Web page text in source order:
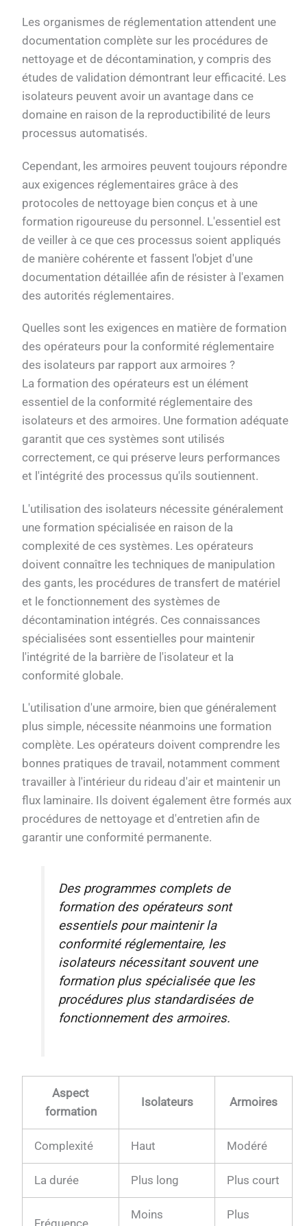
Les organismes de réglementation attendent une
documentation complète sur les procédures de
nettoyage et de décontamination, y compris des
études de validation démontrant leur efficacité. Les
isolateurs peuvent avoir un avantage dans ce
domaine en raison de la reproductibilité de leurs
processus automatisés.
Cependant, les armoires peuvent toujours répondre
aux exigences réglementaires grâce à des
protocoles de nettoyage bien conçus et à une
formation rigoureuse du personnel. L'essentiel est
de veiller à ce que ces processus soient appliqués
de manière cohérente et fassent l'objet d'une
documentation détaillée afin de résister à l'examen
des autorités réglementaires.
Quelles sont les exigences en matière de formation
des opérateurs pour la conformité réglementaire
des isolateurs par rapport aux armoires ?
La formation des opérateurs est un élément
essentiel de la conformité réglementaire des
isolateurs et des armoires. Une formation adéquate
garantit que ces systèmes sont utilisés
correctement, ce qui préserve leurs performances
et l'intégrité des processus qu'ils soutiennent.
L'utilisation des isolateurs nécessite généralement
une formation spécialisée en raison de la
complexité de ces systèmes. Les opérateurs
doivent connaître les techniques de manipulation
des gants, les procédures de transfert de matériel
et le fonctionnement des systèmes de
décontamination intégrés. Ces connaissances
spécialisées sont essentielles pour maintenir
l'intégrité de la barrière de l'isolateur et la
conformité globale.
L'utilisation d'une armoire, bien que généralement
plus simple, nécessite néanmoins une formation
complète. Les opérateurs doivent comprendre les
bonnes pratiques de travail, notamment comment
travailler à l'intérieur du rideau d'air et maintenir un
flux laminaire. Ils doivent également être formés aux
procédures de nettoyage et d'entretien afin de
garantir une conformité permanente.
Des programmes complets de
formation des opérateurs sont
essentiels pour maintenir la
conformité réglementaire, les
isolateurs nécessitant souvent une
formation plus spécialisée que les
procédures plus standardisées de
fonctionnement des armoires.
Aspect
formation
Isolateurs Armoires
Complexité Haut Modéré
La durée Plus long Plus court
Moins Plus